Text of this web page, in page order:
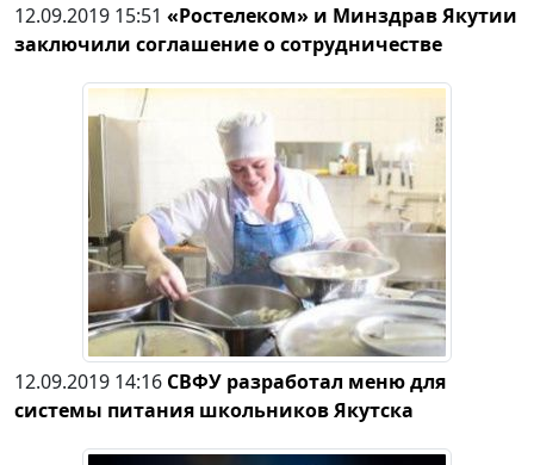
12.09.2019 15:51 «Ростелеком» и Минздрав Якутии
заключили соглашение о сотрудничестве
12.09.2019 14:16 СВФУ разработал меню для
системы питания школьников Якутска